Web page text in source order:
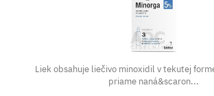
Liek obsahuje liečivo minoxidil v tekutej
priame naná&scaron...